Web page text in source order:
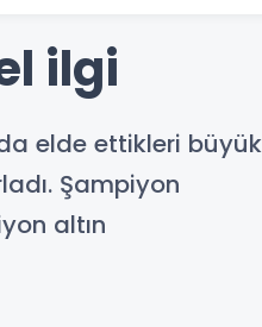
ilgi
elde ettikleri büyük
Şampiyon
altın